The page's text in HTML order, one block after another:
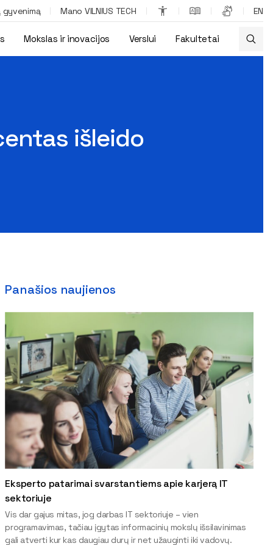
gyvenimą Mano VILNIUS TECH EN
Mokslas ir inovacijos Verslui Fakultetai
išleido
Panašios naujienos
Eksperto patarimai svarstantiems apie karjerą IT
sektoriuje
Vis dar gajus mitas, jog darbas IT sektoriuje – vien
programavimas, tačiau įgytas informacinių mokslų išsilavinimas
gali atverti kur kas daugiau durų ir net užauginti iki vadovų.